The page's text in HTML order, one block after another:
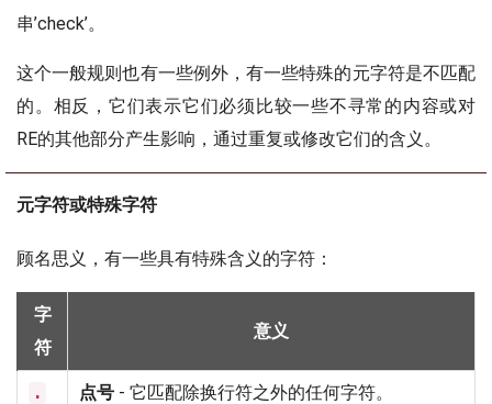
串’check’。
这个一般规则也有一些例外，有一些特殊的元字符是不匹配
的。相反，它们表示它们必须比较一些不寻常的内容或对
RE的其他部分产生影响，通过重复或修改它们的含义。
元字符或特殊字符
顾名思义，有一些具有特殊含义的字符：
字
符
意义
. 点号 - 它匹配除换行符之外的任何字符。